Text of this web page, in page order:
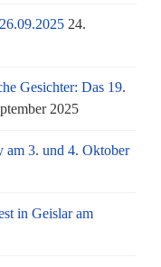
24.
Gesichter: Das 19.
2025
am 3. und 4. Oktober
in Geislar am